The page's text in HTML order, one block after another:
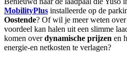
MobilityPlus installeerde op de
Oostende? Of wil je meer weten
voordeel kan halen uit een slimme
komen overdynamische prijzen en
energie-en netkosten te verlagen?